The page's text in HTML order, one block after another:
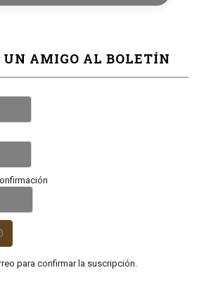
UN AMIGO AL BOLETÍN
para confirmar la suscripción.